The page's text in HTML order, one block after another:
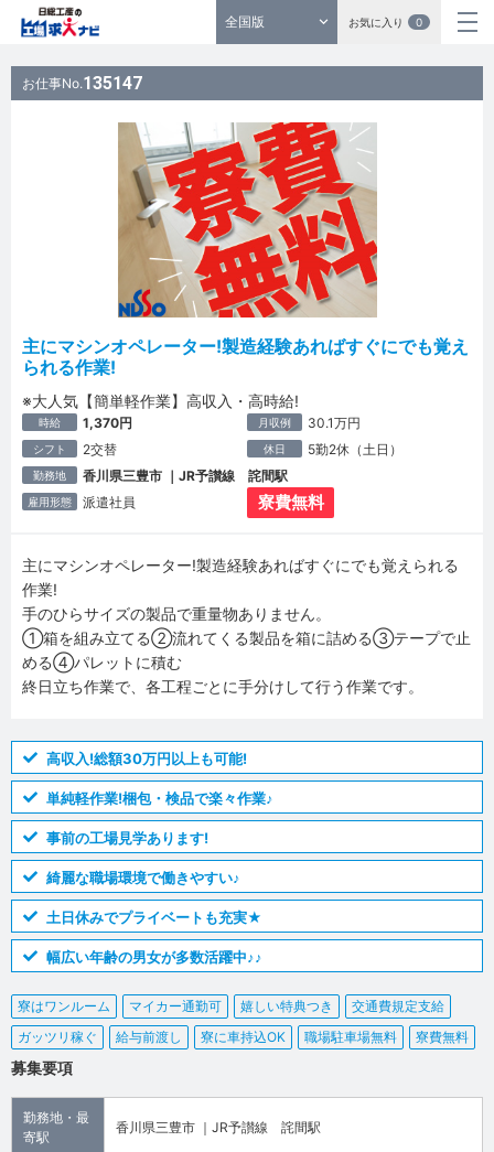
全国版 お気に入り 0
お仕事No.135147
主にマシンオペレーター!製造経験あればすぐにでも覚え
られる作業!
※大人気【簡単軽作業】高収入・高時給!
時給 1,370円 月収例 30.1万円
シフト 2交替 休日 5勤2休（土日）
勤務地 香川県三豊市 ｜JR予讃線 詫間駅
雇用形態 派遣社員 寮費無料
主にマシンオペレーター!製造経験あればすぐにでも覚えられる
作業!
手のひらサイズの製品で重量物ありません。
①箱を組み立てる②流れてくる製品を箱に詰める③テープで止
める④パレットに積む
終日立ち作業で、各工程ごとに手分けして行う作業です。
高収入!総額30万円以上も可能!
単純軽作業!梱包・検品で楽々作業♪
事前の工場見学あります!
綺麗な職場環境で働きやすい♪
土日休みでプライベートも充実★
幅広い年齢の男女が多数活躍中♪♪
寮はワンルーム マイカー通勤可 嬉しい特典つき
交通費規定支給
ガッツリ稼ぐ
給与前渡し 寮に車持込OK 職場駐車場無料 寮費無料
募集要項
勤務地・最
寄駅
香川県三豊市 ｜JR予讃線 詫間駅